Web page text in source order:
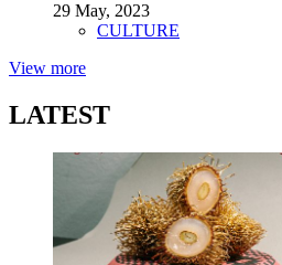
29 May, 2023
CULTURE
View more
LATEST